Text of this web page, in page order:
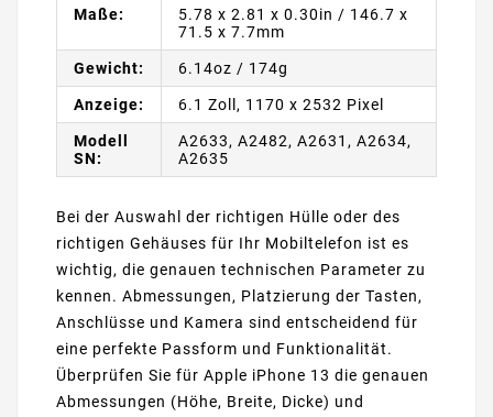
Maße:
5.78 x 2.81 x 0.30in / 146.7 x
71.5 x 7.7mm
Gewicht: 6.14oz / 174g
Anzeige: 6.1 Zoll, 1170 x 2532 Pixel
Modell
SN:
A2633, A2482, A2631, A2634,
A2635
Bei der Auswahl der richtigen Hülle oder des
richtigen Gehäuses für Ihr Mobiltelefon ist es
wichtig, die genauen technischen Parameter zu
kennen. Abmessungen, Platzierung der Tasten,
Anschlüsse und Kamera sind entscheidend für
eine perfekte Passform und Funktionalität.
Überprüfen Sie für Apple iPhone 13 die genauen
Abmessungen (Höhe, Breite, Dicke) und